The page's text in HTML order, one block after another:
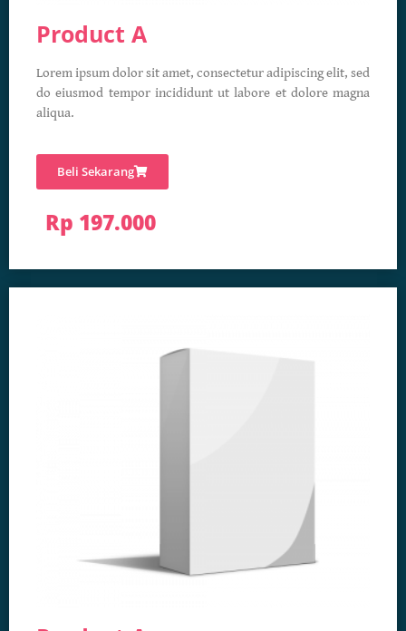
Product A
Lorem ipsum dolor sit amet, consectetur adipiscing elit, sed
do eiusmod tempor incididunt ut labore et dolore magna
aliqua.
Beli Sekarang
Rp 197.000